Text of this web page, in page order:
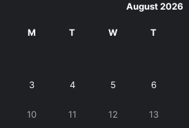
August 2026
M T W T
3 4 5 6
10 11 12 13